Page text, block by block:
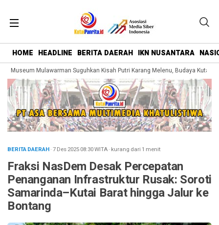
HOME HEADLINE BERITA DAERAH IKN NUSANTARA
Museum Mulawarman Suguhkan Kisah Putri Karang Melenu, Budaya Kutai
BERITA DAERAH· 7 Des 202508:30WITA· kurang dari 1 menit
Fraksi NasDem Desak Percepatan
Penanganan Infrastruktur Rusak: Soroti
Samarinda–Kutai Barat hingga Jalur ke
Bontang